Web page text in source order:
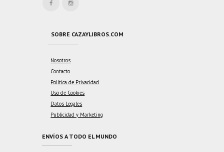
SOBRE CAZAYLIBROS.COM
Nosotros
Contacto
Política de Privacidad
Uso de Cookies
Datos Legales
Publicidad y Marketing
ENVÍOS A TODO EL MUNDO